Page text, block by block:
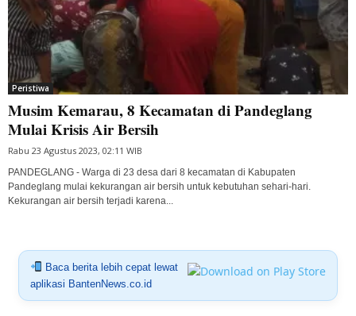
Peristiwa
Musim Kemarau, 8 Kecamatan di Pandeglang
Mulai Krisis Air Bersih
Rabu 23 Agustus 2023, 02:11 WIB
PANDEGLANG - Warga di 23 desa dari 8 kecamatan di Kabupaten
Pandeglang mulai kekurangan air bersih untuk kebutuhan sehari-hari.
Kekurangan air bersih terjadi karena...
Baca berita lebih cepat lewat
aplikasi BantenNews.co.id